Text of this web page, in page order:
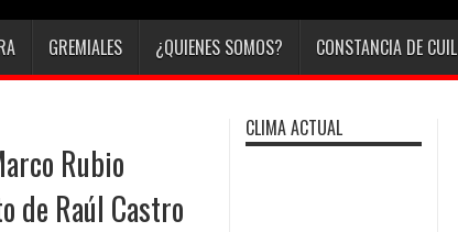
GREMIALES ¿QUIENES SOMOS? CONSTANCIA DE CUIL
Rubio
de Raúl Castro
CLIMA ACTUAL